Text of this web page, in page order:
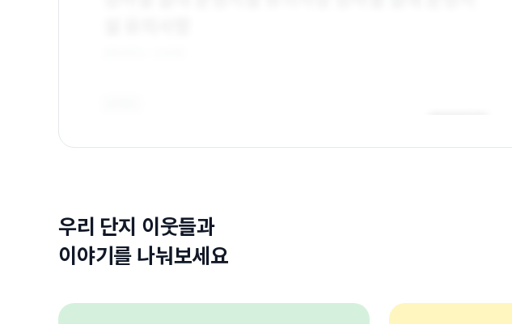
우리 단지 이웃들과
이야기를 나눠보세요